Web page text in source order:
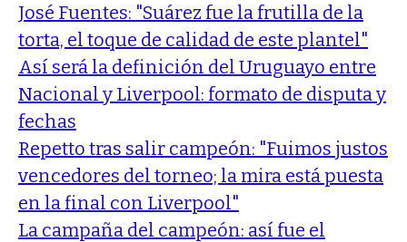
José Fuentes: "Suárez fue la frutilla de la
torta, el toque de calidad de este plantel"
Así será la definición del Uruguayo entre
Nacional y Liverpool: formato de disputa y
fechas
Repetto tras salir campeón: "Fuimos justos
vencedores del torneo; la mira está puesta
en la final con Liverpool"
La campaña del campeón: así fue el